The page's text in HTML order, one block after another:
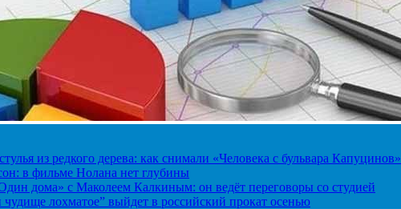
из редкого дерева: как снимали «Человека с бульвара Капуцинов»
в фильме Нолана нет глубины
дома» с Маколеем Калкиным: он ведёт переговоры со студией
лохматое” выйдет в российский прокат осенью